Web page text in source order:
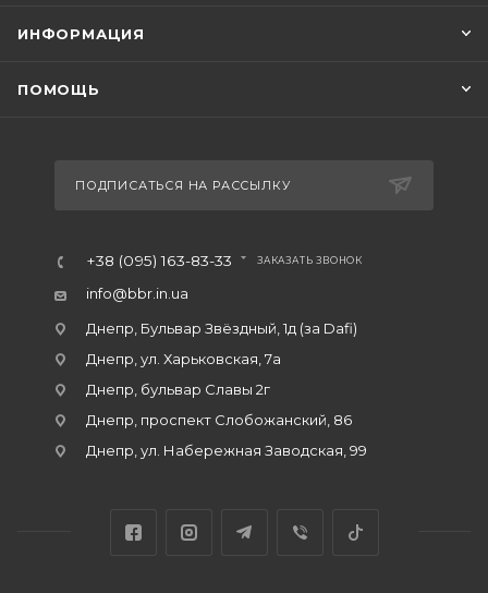
ИНФОРМАЦИЯ
ПОМОЩЬ
ПОДПИСАТЬСЯ НА РАССЫЛКУ
+38 (095) 163-83-33 ЗАКАЗАТЬ ЗВОНОК
info@bbr.in.ua
Днепр, Бульвар Звёздный, 1д (за Dafi)
Днепр, ул. Харьковская, 7а
Днепр, бульвар Славы 2г
Днепр, проспект Слобожанский, 86
Днепр, ул. Набережная Заводская, 99